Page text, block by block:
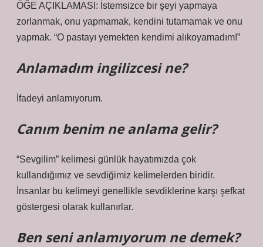
ÖĞE AÇIKLAMASI: İstemsizce bir şeyi yapmaya
zorlanmak, onu yapmamak, kendini tutamamak ve onu
yapmak. “O pastayı yemekten kendimi alıkoyamadım!”
Anlamadım ingilizcesi ne?
İfadeyi anlamıyorum.
Canım benim ne anlama gelir?
“Sevgilim” kelimesi günlük hayatımızda çok
kullandığımız ve sevdiğimiz kelimelerden biridir.
İnsanlar bu kelimeyi genellikle sevdiklerine karşı şefkat
göstergesi olarak kullanırlar.
Ben seni anlamıyorum ne demek?